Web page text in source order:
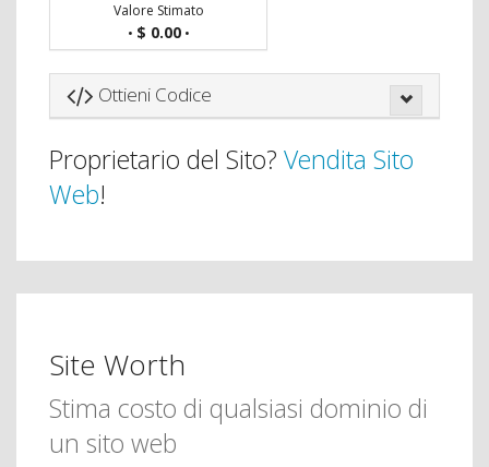
Valore Stimato
• $ 0.00•
Ottieni Codice
Proprietario del Sito? Vendita Sito
Web!
Site Worth
Stima costo di qualsiasi dominio di
un sito web